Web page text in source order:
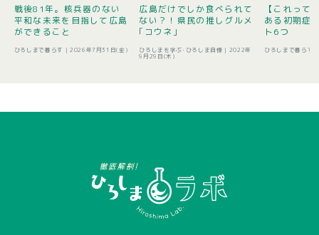
戦後81年。核兵器のない
平和な未来を目指して広島
ができること
ひろしまで暮らす | 2026年7月31日(金)
広島だけでしか食べられて
ない？！県民の推しグルメ
｢コウネ｣
ひろしまを学ぶ･ひろしま自慢 | 2022年
9月29日(木)
【これって
ある初期症
ト6つ
ひろしまで暮らす